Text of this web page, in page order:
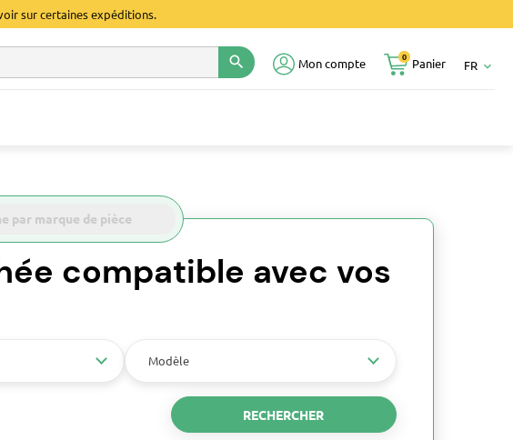
sur certaines expéditions.
search Mon compte Panier
0
FR keyboard_arrow_down
par marque de pièce
compatible avec vos
Modèle
RECHERCHER